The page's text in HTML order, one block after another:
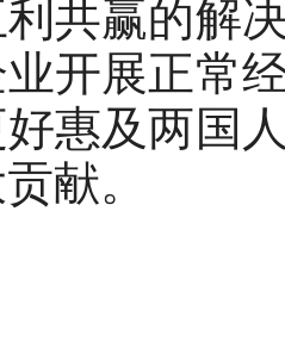
共赢的解
开展正常
惠及两国
献。